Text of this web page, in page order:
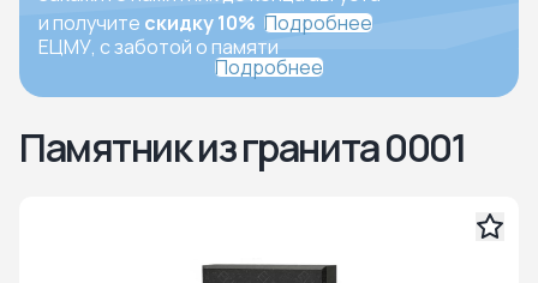
и получите скидку 10% Подробнее
ЕЦМУ, с заботой о памяти
Подробнее
Памятник из гранита 0001